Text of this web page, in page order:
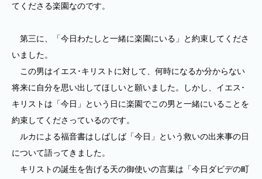
てくださる楽園なのです。
第三に、「今日わたしと一緒に楽園にいる」と約束してくださ
いました。
この男はイエス･キリストに対して、何時になるか分からない
将来に自分を思い出してほしいと願いました。しかし、イエス･
キリストは「今日」という日に楽園でこの男と一緒にいることを
約束してくださっているのです。
ルカによる福音書はしばしば「今日」という救いの出来事の日
について語ってきました。
キリストの誕生を告げる天の御使いの言葉は「今日ダビデの町